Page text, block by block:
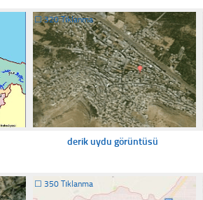
☐320 Tıklanma
derik uydu görüntüsü
☐ 350 Tıklanma